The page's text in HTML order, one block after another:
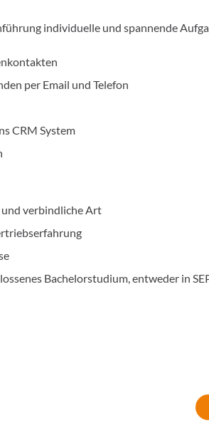
individuelle und spannende
per Email und Telefon
CRM System
verbindliche Art
Bachelorstudium, entweder in